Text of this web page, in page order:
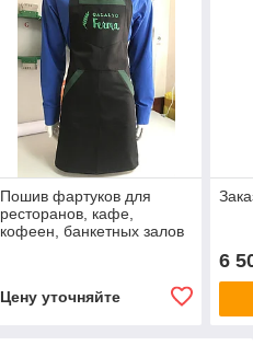
Пошив фартуков для
ресторанов, кафе,
кофеен, банкетных залов
Цену уточняйте
6